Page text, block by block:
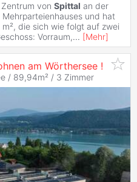
von Spittal an der
und hat
die sich wie folgt auf zwei
Vorraum,... [Mehr]
am Wörthersee !
/ 89,94m² / 3 Zimmer